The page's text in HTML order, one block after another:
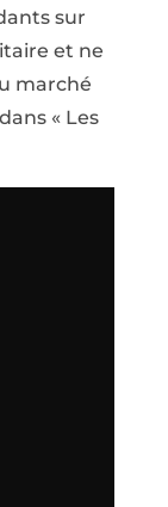
sur
et ne
marché
« Les